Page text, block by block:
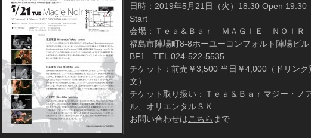
日時：2019年5月21日（火）18:30 Open 19:30
Start
会場：Ｔｅａ＆Ｂａｒ ＭＡＧＩＥ ＮＯＩＲ
福島市陣場町8-8ホーユーコンフォルト陣場ビル
BF1 TEL 024-522-5535
チケット：前売￥3,500 当日￥4,000（ドリンク
文）
チケット取り扱い：Ｔｅａ＆Ｂａｒマジー・ノ
ル、オリエンタルＳＫ
お問い合わせはこちら まで